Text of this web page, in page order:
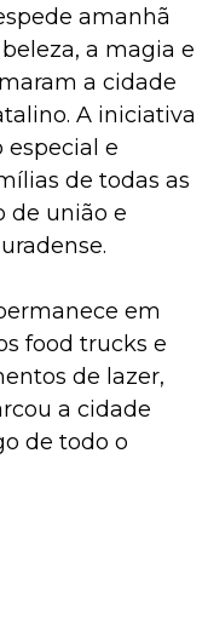
amanhã
a magia e
a cidade
A iniciativa
especial e
de todas as
de união e
em
food trucks e
de lazer,
a cidade
de todo o